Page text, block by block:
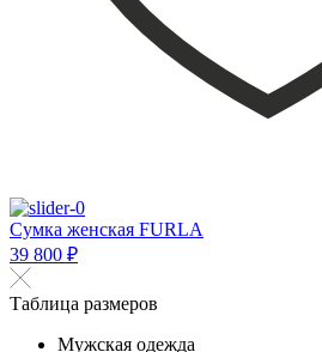
Сумка женская FURLA
39 800 ₽
Таблица размеров
Мужская одежда